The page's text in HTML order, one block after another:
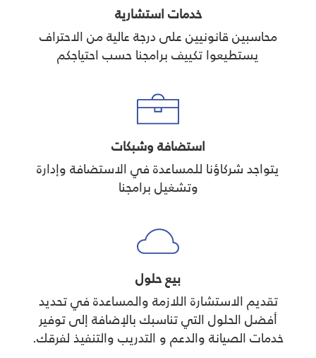
خدمات استشارية
محاسبين قانونيين على درجة عالية من الاحتراف
يستطيعوا تكييف برامجنا حسب احتياجكم
استضافة وشبكات
يتواجد شركاؤنا للمساعدة في الاستضافة وإدارة
وتشغيل برامجنا
بيع حلول
تقديم الاستشارة اللازمة والمساعدة في تحديد
أفضل الحلول التي تناسبك بالإضافة إلى توفير
خدمات الصيانة والدعم و التدريب والتنفيذ لفرقك.